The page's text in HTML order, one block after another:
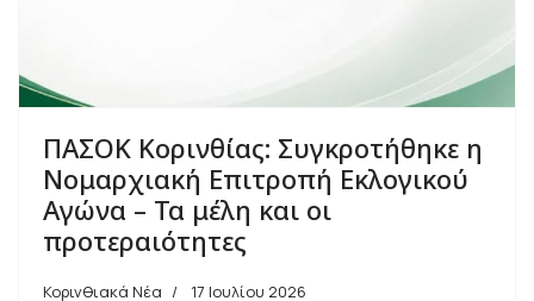
ΠΑΣΟΚ Κορινθίας: Συγκροτήθηκε η
Νομαρχιακή Επιτροπή Εκλογικού
Αγώνα – Τα μέλη και οι
προτεραιότητες
Κορινθιακά Νέα 17 Ιουλίου 2026